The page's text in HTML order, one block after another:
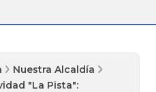
Nuestra Alcaldía
"La Pista":